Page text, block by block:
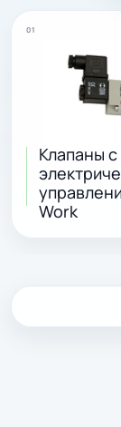
01
Клапаны с
Work